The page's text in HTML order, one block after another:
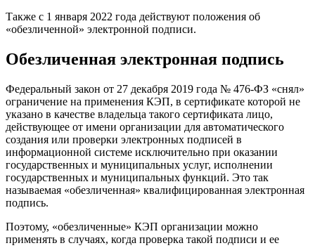
Также с 1 января 2022 года действуют положения об
«обезличенной» электронной подписи.
Обезличенная электронная подпись
Федеральный закон от 27 декабря 2019 года № 476-ФЗ «снял»
ограничение на применения КЭП, в сертификате которой не
указано в качестве владельца такого сертификата лицо,
действующее от имени организации для автоматического
создания или проверки электронных подписей в
информационной системе исключительно при оказании
государственных и муниципальных услуг, исполнении
государственных и муниципальных функций. Это так
называемая «обезличенная» квалифицированная электронная
подпись.
Поэтому, «обезличенные» КЭП организации можно
применять в случаях, когда проверка такой подписи и ее